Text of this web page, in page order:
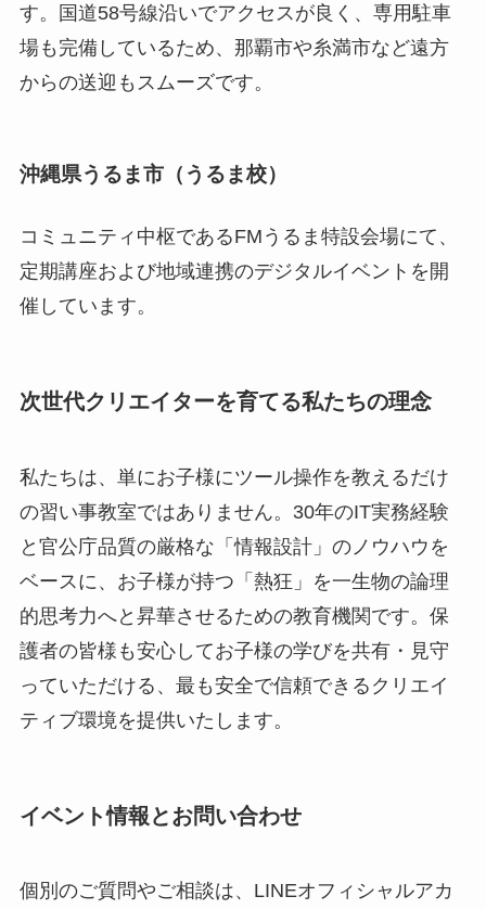
す。国道58号線沿いでアクセスが良く、専用駐車
場も完備しているため、那覇市や糸満市など遠方
からの送迎もスムーズです。
沖縄県うるま市（うるま校）
コミュニティ中枢であるFMうるま特設会場にて、
定期講座および地域連携のデジタルイベントを開
催しています。
次世代クリエイターを育てる私たちの理念
私たちは、単にお子様にツール操作を教えるだけ
の習い事教室ではありません。30年のIT実務経験
と官公庁品質の厳格な「情報設計」のノウハウを
ベースに、お子様が持つ「熱狂」を一生物の論理
的思考力へと昇華させるための教育機関です。保
護者の皆様も安心してお子様の学びを共有・見守
っていただける、最も安全で信頼できるクリエイ
ティブ環境を提供いたします。
イベント情報とお問い合わせ
個別のご質問やご相談は、LINEオフィシャルアカ